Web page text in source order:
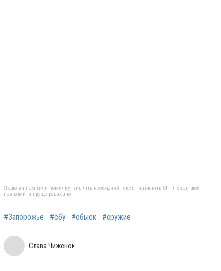
Якщо ви помітили помилку, виділіть необхідний текст і натисніть Ctrl + Enter, щоб
повідомити про це редакцію
#Запорожье #сбу #обыск #оружие
Слава Чиженок